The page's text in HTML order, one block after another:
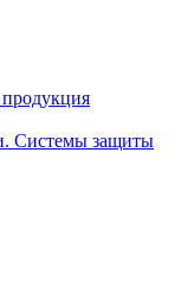
Системы защиты